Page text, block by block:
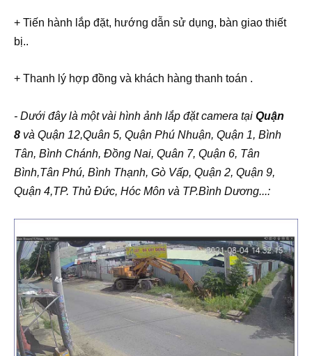
+ Tiến hành lắp đặt, hướng dẫn sử dụng, bàn giao thiết
bị..
+ Thanh lý hợp đồng và khách hàng thanh toán .
- Dưới đây là một vài hình ảnh lắp đặt camera tại Quận
8 và Quận 12,Quân 5, Quận Phú Nhuận, Quận 1, Bình
Tân, Bình Chánh, Đồng Nai, Quân 7, Quận 6, Tân
Bình,Tân Phú, Bình Thạnh, Gò Vấp, Quận 2, Quận 9,
Quận 4,TP. Thủ Đức, Hóc Môn và TP.Bình Dương...: